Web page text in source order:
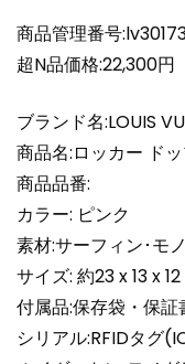
ル
イ
ィ
ト
ン
ク
ラ
ッ
チ
バ
ッ
グ
商品管理番号
超N品価格:22,300円
ブランド名:LOUIS
商品名:ロッカー ド
商品品番:
カラー: ピンク
素材:サーフィン･モ
サイズ: 約23 x 13 x
付属品:保存袋・保証
シリアル:RFIDタグ